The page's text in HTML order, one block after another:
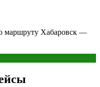
маршруту Хабаровск —